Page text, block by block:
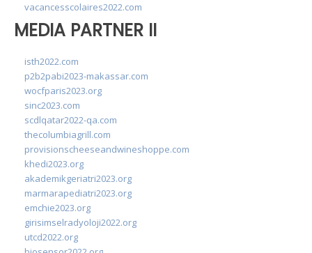
vacancesscolaires2022.com
MEDIA PARTNER II
isth2022.com
p2b2pabi2023-makassar.com
wocfparis2023.org
sinc2023.com
scdlqatar2022-qa.com
thecolumbiagrill.com
provisionscheeseandwineshoppe.com
khedi2023.org
akademikgeriatri2023.org
marmarapediatri2023.org
emchie2023.org
girisimselradyoloji2022.org
utcd2022.org